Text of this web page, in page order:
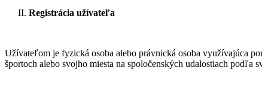
Registrácia užívateľa
Užívateľom je fyzická osoba alebo právnická osoba využívajúca
športoch alebo svojho miesta na spoločenských udalostiach podľa